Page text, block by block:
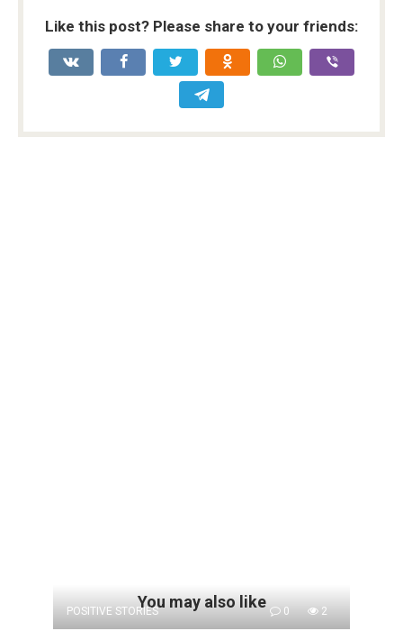
Like this post? Please share to your friends:
You may also like
POSITIVE STORIES 0 2